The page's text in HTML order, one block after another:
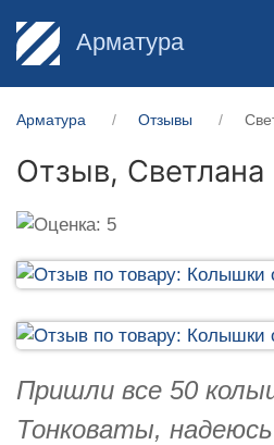
Арматура
Арматура Отзывы
Отзыв, Светлана
Пришли все 50
Тонковаты,